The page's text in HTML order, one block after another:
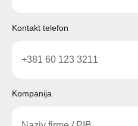
Kontakt telefon
Kompanija